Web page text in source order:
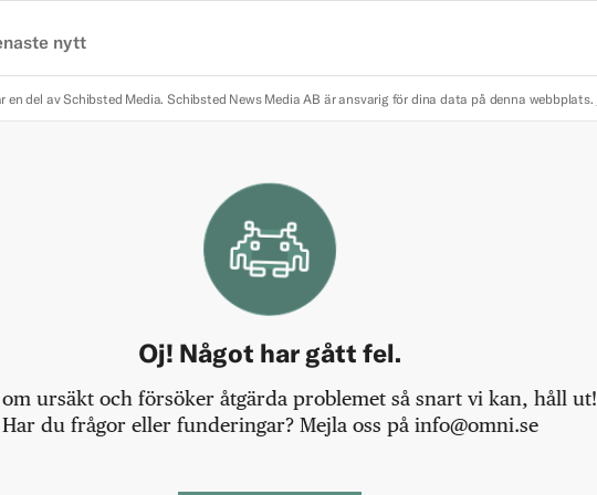
nytt
en del av Schibsted Media. Schibsted News Media AB är ansvarig för dina data på denna webbplats.
Oj! Något har gått fel.
ursäkt och försöker åtgärda problemet så snart vi kan, håll ut!
Har du frågor eller funderingar? Mejla oss på info@omni.se